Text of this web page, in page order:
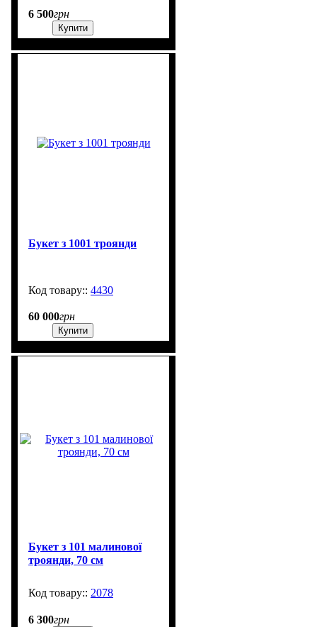
6 500грн
Купити
Букет з 1001 троянди
4430
60 000грн
Купити
Букет з 101 малинової
троянди, 70 см
2078
6 300грн